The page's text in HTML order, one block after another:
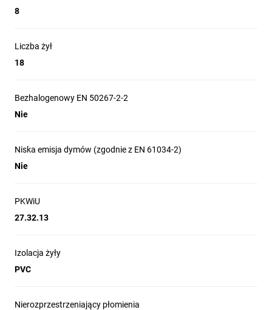
8
Liczba żył
18
Bezhalogenowy EN 50267-2-2
Nie
Niska emisja dymów (zgodnie z EN 61034-2)
Nie
PKWiU
27.32.13
Izolacja żyły
PVC
Nierozprzestrzeniający płomienia